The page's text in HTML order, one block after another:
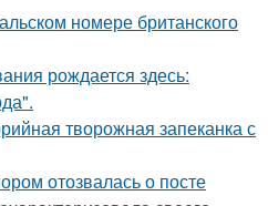
номере британского
рождается здесь:
творожная запеканка с
отозвалась о посте